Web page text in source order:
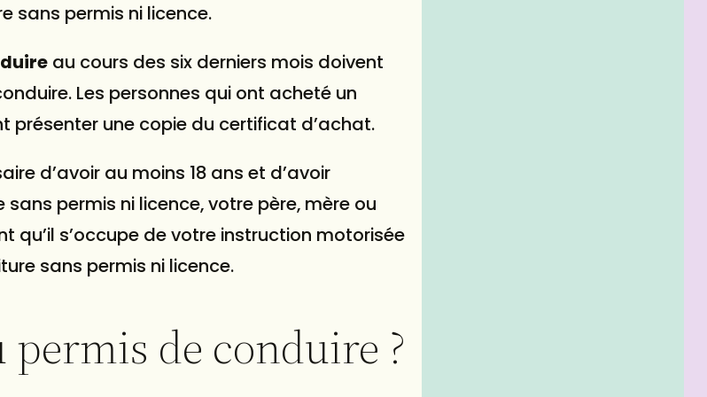
sans permis ni licence.
au cours des six derniers mois doivent
Les personnes qui ont acheté un
présenter une copie du certificat d’achat.
d’avoir au moins 18 ans et d’avoir
permis ni licence, votre père, mère ou
s’occupe de votre instruction motorisée
sans permis ni licence.
de conduire ?